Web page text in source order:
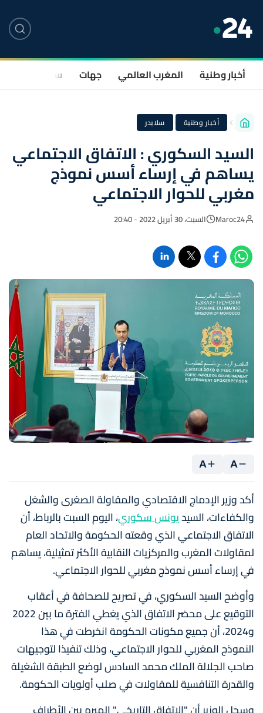
أخبار وطنية المغرب العالمي جهات سياسة
أخبار وطنية · سلايدر
السيد السكوري : الاتفاق الاجتماعي
يساهم في إرساء أسس نموذج
مغربي للحوار الاجتماعي
Maroc24 السبت، 30 أبريل 2022 - 20:40
A
A
أكد وزير الإدماج الاقتصادي والمقاولة الصغرى والشغل
والكفاءات، السيديونس سكوري، اليوم السبت بالرباط، أن
الاتفاق الاجتماعي الذي وقعته الحكومة والاتحاد العام
لمقاولات المغرب والمركزيات النقابية الأكثر تمثيلية، يساهم
في إرساء أسس نموذج مغربي للحوار الاجتماعي.
وأوضح السيد السكوري، في تصريح للصحافة في أعقاب
التوقيع على محضر الاتفاق الذي يغطي الفترة ما بين 2022
و2024، أن جميع مكونات الحكومة انخرطت في هذا
النموذج المغربي للحوار الاجتماعي، وذلك تنفيذا لتوجيهات
صاحب الجلالة الملك محمد السادس لوضع الطبقة الشغيلة
والقدرة التنافسية للمقاولات في صلب أولويات الحكومة.